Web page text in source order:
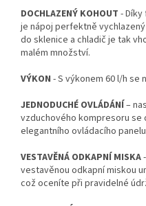
DOCHLAZENÝ KOHOUT -
je nápoj perfektně
do sklenice a chladič je tak
malém množství.
VÝKON - S výkonem 60 l/h se
JEDNODUCHÉ OVLÁDÁNÍ–
vzduchového kompresoru se
elegantního ovládacího
VESTAVĚNÁ ODKAPNÍ MISKA
vestavěnou odkapní miskou
což oceníte při pravidelné